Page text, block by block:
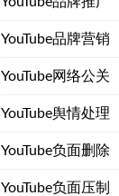
YouTube品牌营销
YouTube网络公关
YouTube舆情处理
YouTube负面删除
YouTube负面压制